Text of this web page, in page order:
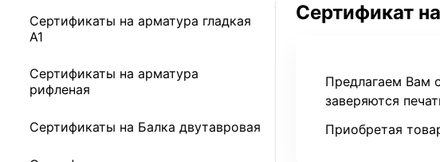
Сертификаты на арматура гладкая
А1
Сертификаты на арматура
рифленая
Сертификаты на Балка двутавровая
Сертификат
Предлагаем Вам
заверяются
Приобретая